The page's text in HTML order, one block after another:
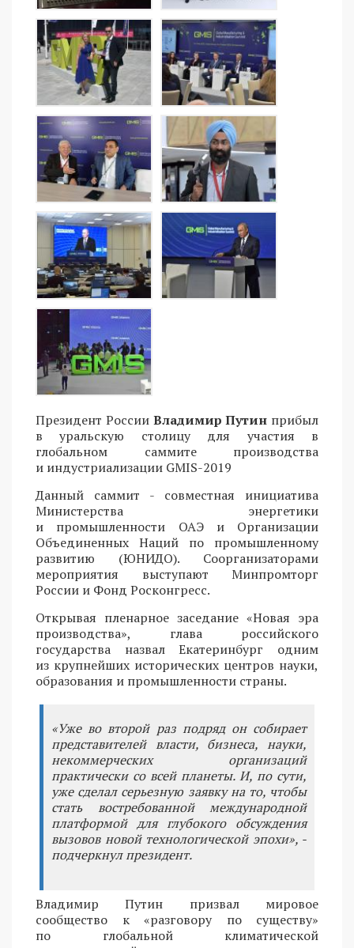
Президент России Владимир Путин прибыл
в уральскую столицу для участия в
глобальном саммите производства
и индустриализации GMIS-2019
Данный саммит - совместная инициатива
Министерства энергетики
и промышленности ОАЭ и Организации
Объединенных Наций по промышленному
развитию (ЮНИДО). Соорганизаторами
мероприятия выступают Минпромторг
России и Фонд Росконгресс.
Открывая пленарное заседание «Новая эра
производства», глава российского
государства назвал Екатеринбург одним
из крупнейших исторических центров науки,
образования и промышленности страны.
«Уже во второй раз подряд он собирает
представителей власти, бизнеса, науки,
некоммерческих организаций
практически со всей планеты. И, по сути,
уже сделал серьезную заявку на то, чтобы
стать востребованной международной
платформой для глубокого обсуждения
вызовов новой технологической эпохи», -
подчеркнул президент.
Владимир Путин призвал мировое
сообщество к «разговору по существу»
по глобальной климатической